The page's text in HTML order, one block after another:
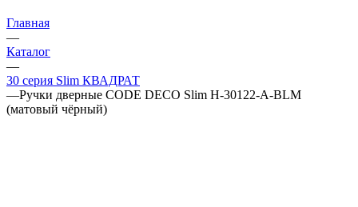
Главная
—
Каталог
—
30 серия Slim КВАДРАТ
—Ручки дверные CODE DECO Slim H-30122-A-BLM
(матовый чёрный)